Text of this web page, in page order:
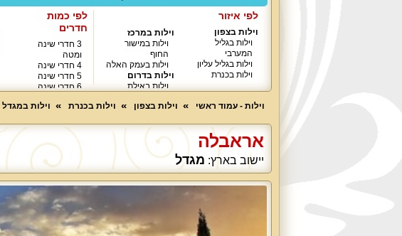
לפי איזור
וילות בצפון
וילות בגליל
המערבי
וילות בגליל עליון
וילות בכנרת
וילות במרכז
וילות במישור
החוף
וילות בעמק האלה
וילות בדרום
וילות באילת
לפי כמות
חדרים
3 חדרי שינה
ומטה
4 חדרי שינה
5 חדרי שינה
6 חדרי שינה
וילות - עמוד ראשי
וילות בצפון וילות בכנרת וילות במגדל
אראבלה
יישוב בארץ: מגדל